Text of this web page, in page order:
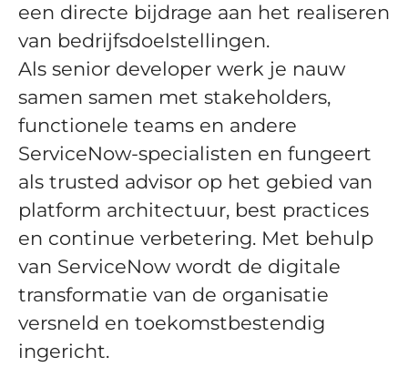
een directe bijdrage aan het realiseren
van bedrijfsdoelstellingen.
Als senior developer werk je nauw
samen samen met stakeholders,
functionele teams en andere
ServiceNow-specialisten en fungeert
als trusted advisor op het gebied van
platform architectuur, best practices
en continue verbetering. Met behulp
van ServiceNow wordt de digitale
transformatie van de organisatie
versneld en toekomstbestendig
ingericht.